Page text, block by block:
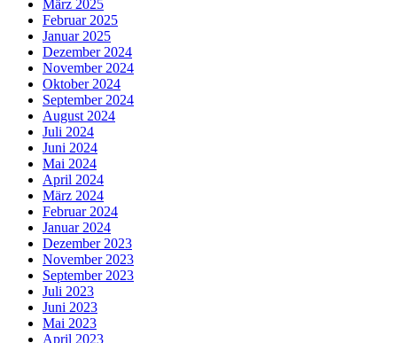
März 2025
Februar 2025
Januar 2025
Dezember 2024
November 2024
Oktober 2024
September 2024
August 2024
Juli 2024
Juni 2024
Mai 2024
April 2024
März 2024
Februar 2024
Januar 2024
Dezember 2023
November 2023
September 2023
Juli 2023
Juni 2023
Mai 2023
April 2023